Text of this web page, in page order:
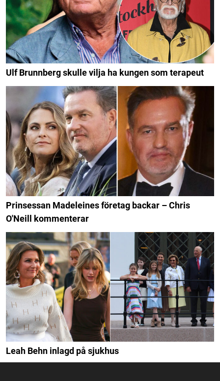
Ulf Brunnberg skulle vilja ha kungen som terapeut
Prinsessan Madeleines företag backar – Chris
O'Neill kommenterar
Leah Behn inlagd på sjukhus